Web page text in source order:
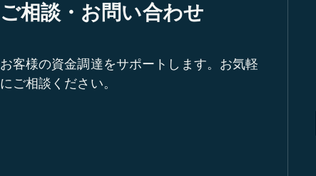
ご相談・お問い合わせ
お客様の資金調達をサポートします。お気軽
にご相談ください。